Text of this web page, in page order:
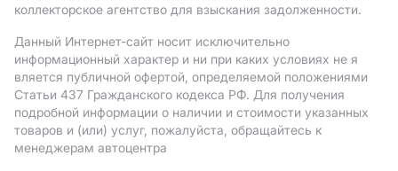
коллекторское агентство для взыскания задолженности.
Данный Интернет-сайт носит исключительно
информационный характер и ни при каких условиях не я
вляется публичной офертой, определяемой положениями
Статьи 437 Гражданского кодекса РФ. Для получения
подробной информации о наличии и стоимости указанных
товаров и (или) услуг, пожалуйста, обращайтесь к
менеджерам автоцентра